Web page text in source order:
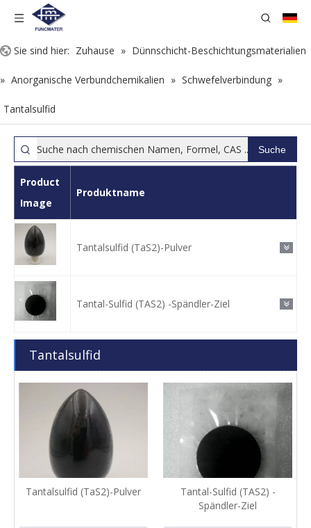
Sie sind hier: Zuhause » Dünnschicht-Beschichtungsmaterialien
» Anorganische Verbundchemikalien » Schwefelverbindung »
Tantalsulfid
Suche
Product
Image
Produktname
Tantalsulfid (TaS2)-Pulver
Tantal-Sulfid (TAS2) -Spändler-Ziel
Tantalsulfid
Tantalsulfid (TaS2)-Pulver
Tantal-Sulfid (TAS2) -
Spändler-Ziel